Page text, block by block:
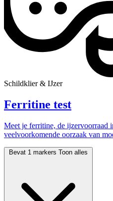
Schildklier & IJzer
Ferritine test
Meet je ferritine, de ijzervoorraad
veelvoorkomende oorzaak van
Bevat 1 markers Toon alles